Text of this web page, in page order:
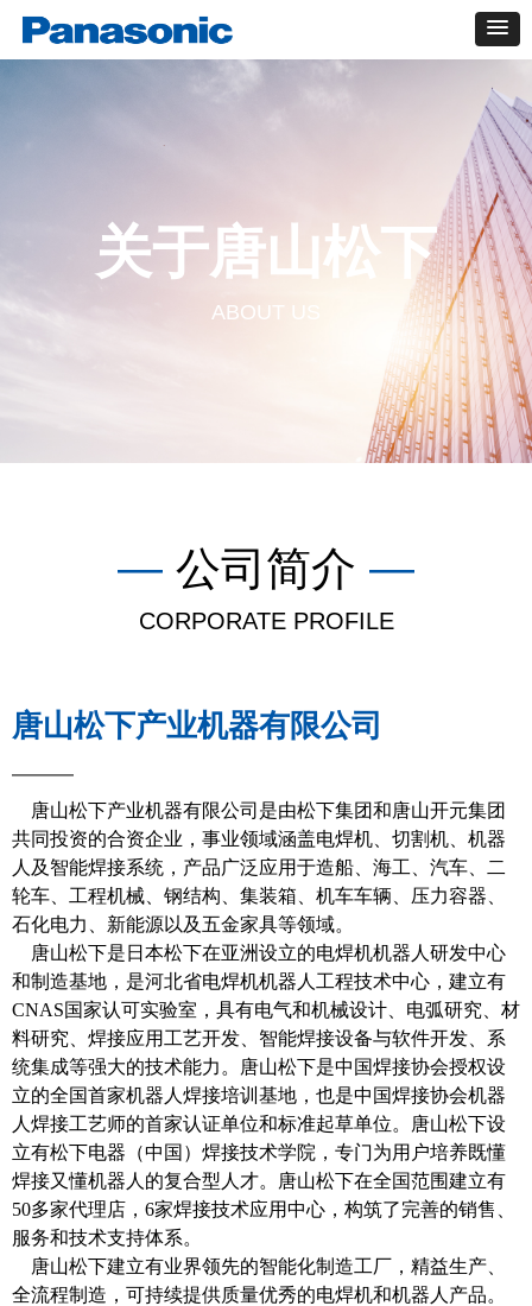
关于唐山松下
ABOUT US
— 公司简介 —
CORPORATE PROFILE
唐山松下产业机器有限公司
——
唐山松下产业机器有限公司是由松下集团和唐山开元集团
共同投资的合资企业，事业领域涵盖电焊机、切割机、机器
人及智能焊接系统，产品广泛应用于造船、海工、汽车、二
轮车、工程机械、钢结构、集装箱、机车车辆、压力容器、
石化电力、新能源以及五金家具等领域。
唐山松下是日本松下在亚洲设立的电焊机机器人研发中心
和制造基地，是河北省电焊机机器人工程技术中心，建立有
CNAS国家认可实验室，具有电气和机械设计、电弧研究、材
料研究、焊接应用工艺开发、智能焊接设备与软件开发、系
统集成等强大的技术能力。唐山松下是中国焊接协会授权设
立的全国首家机器人焊接培训基地，也是中国焊接协会机器
人焊接工艺师的首家认证单位和标准起草单位。唐山松下设
立有松下电器（中国）焊接技术学院，专门为用户培养既懂
焊接又懂机器人的复合型人才。唐山松下在全国范围建立有
50多家代理店，6家焊接技术应用中心，构筑了完善的销售、
服务和技术支持体系。
唐山松下建立有业界领先的智能化制造工厂，精益生产、
全流程制造，可持续提供质量优秀的电焊机和机器人产品。